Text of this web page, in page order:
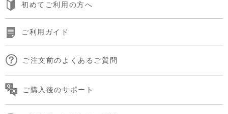
初めてご利用の方へ
ご利用ガイド
ご注文前のよくあるご質問
ご購入後のサポート